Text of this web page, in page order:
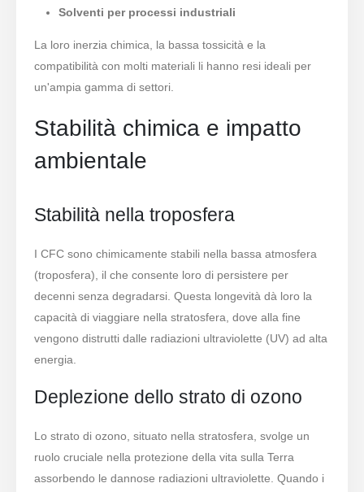
Solventi per processi industriali
La loro inerzia chimica, la bassa tossicità e la
compatibilità con molti materiali li hanno resi ideali per
un'ampia gamma di settori.
Stabilità chimica e impatto
ambientale
Stabilità nella troposfera
I CFC sono chimicamente stabili nella bassa atmosfera
(troposfera), il che consente loro di persistere per
decenni senza degradarsi. Questa longevità dà loro la
capacità di viaggiare nella stratosfera, dove alla fine
vengono distrutti dalle radiazioni ultraviolette (UV) ad alta
energia.
Deplezione dello strato di ozono
Lo strato di ozono, situato nella stratosfera, svolge un
ruolo cruciale nella protezione della vita sulla Terra
assorbendo le dannose radiazioni ultraviolette. Quando i